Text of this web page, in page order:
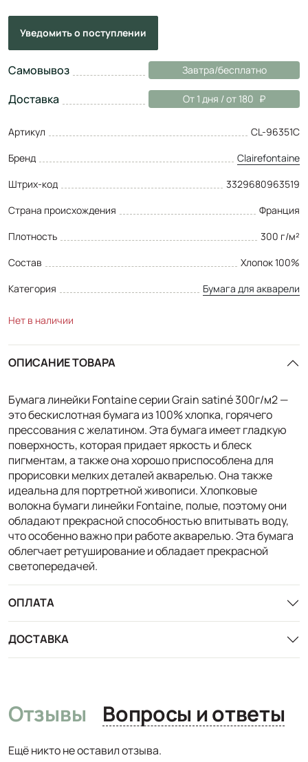
Уведомитьо поступлении
Самовывоз Завтра/бесплатно
Доставка От 1 дня / от 180
Артикул
CL-96351C
Бренд
Clairefontaine
Штрих-код
3329680963519
Страна происхождения
Франция
Плотность
300 г/м²
Состав
Хлопок 100%
Категория
Бумага для акварели
Нет в наличии
ОПИСАНИЕ ТОВАРА
Бумага линейки Fontaine серии Grain satiné 300г/м2 —
это бескислотная бумага из 100% хлопка, горячего
прессования с желатином. Эта бумага имеет гладкую
поверхность, которая придает яркость и блеск
пигментам, а также она хорошо приспособлена для
прорисовки мелких деталей акварелью. Она также
идеальна для портретной живописи. Хлопковые
волокна бумаги линейки Fontaine, полые, поэтому они
обладают прекрасной способностью впитывать воду,
что особенно важно при работе акварелью. Эта бумага
облегчает ретуширование и обладает прекрасной
светопередачей.
ОПЛАТА
ДОСТАВКА
Отзывы Вопросы и ответы
Ещё никто не оставил отзыва.